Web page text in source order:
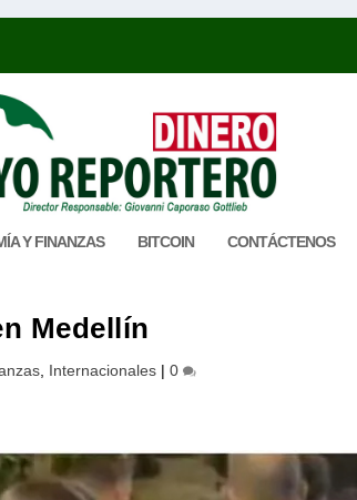
Y FINANZAS BITCOIN CONTÁCTENOS
Medellín
Internacionales |0